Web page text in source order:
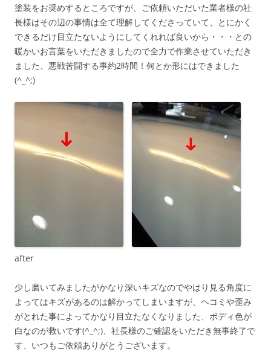
塗装をお奨めするところですが、ご依頼いただいた業者様の社
長様はその辺の事情は全て理解してくださっていて、とにかく
できるだけ目立たないようにしてくれれば良いから・・・との
暖かいお言葉をいただきましたので全力で作業させていただき
ました、悪戦苦闘する事約2時間！何とか形にはできました
(^_^;)
after
少し磨いてみましたがかなり深いキズなのでやはり見る角度に
よってはキズがあるのは解かってしまいますが、ヘコミや歪み
がとれた事によってかなり目立たなくなりました、ボディ色が
白なのが救いです(^_^;)、社長様のご確認をいただき無事終了で
す、いつもご依頼ありがとうございます。